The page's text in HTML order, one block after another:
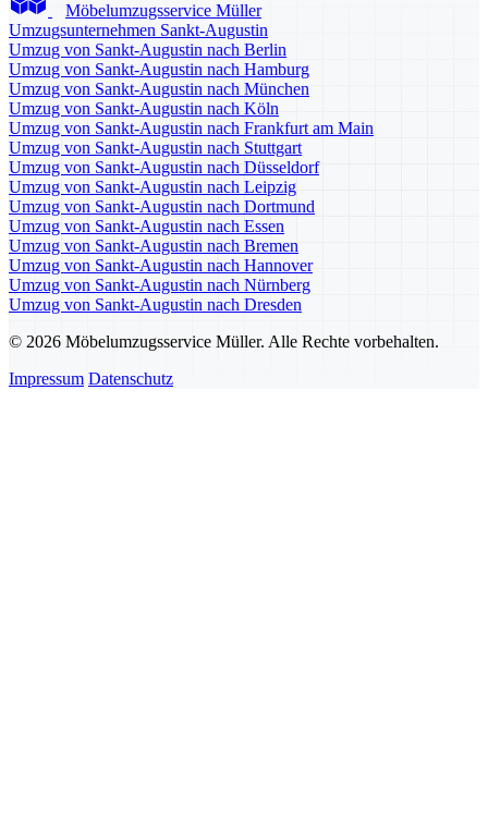
Möbelumzugsservice Müller
Umzugsunternehmen Sankt-Augustin
Umzug von Sankt-Augustin nach Berlin
Umzug von Sankt-Augustin nach Hamburg
Umzug von Sankt-Augustin nach München
Umzug von Sankt-Augustin nach Köln
Umzug von Sankt-Augustin nach Frankfurt am Main
Umzug von Sankt-Augustin nach Stuttgart
Umzug von Sankt-Augustin nach Düsseldorf
Umzug von Sankt-Augustin nach Leipzig
Umzug von Sankt-Augustin nach Dortmund
Umzug von Sankt-Augustin nach Essen
Umzug von Sankt-Augustin nach Bremen
Umzug von Sankt-Augustin nach Hannover
Umzug von Sankt-Augustin nach Nürnberg
Umzug von Sankt-Augustin nach Dresden
© 2026 Möbelumzugsservice Müller. Alle Rechte vorbehalten.
Impressum Datenschutz